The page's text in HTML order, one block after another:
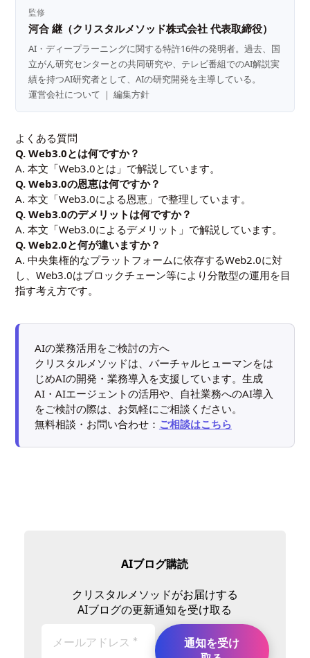
監修
河合 継（クリスタルメソッド株式会社 代表取締役）
AI・ディープラーニングに関する特許16件の発明者。過去、国
立がん研究センターとの共同研究や、テレビ番組でのAI解説実
績を持つAI研究者として、AIの研究開発を主導している。
運営会社について ｜編集方針
よくある質問
Q. Web3.0とは何ですか？
A. 本文「Web3.0とは」で解説しています。
Q. Web3.0の恩恵は何ですか？
A. 本文「Web3.0による恩恵」で整理しています。
Q. Web3.0のデメリットは何ですか？
A. 本文「Web3.0によるデメリット」で解説しています。
Q. Web2.0と何が違いますか？
A. 中央集権的なプラットフォームに依存するWeb2.0に対
し、Web3.0はブロックチェーン等により分散型の運用を目
指す考え方です。
AIの業務活用をご検討の方へ
クリスタルメソッドは、バーチャルヒューマンをは
じめAIの開発・業務導入を支援しています。生成
AI・AIエージェントの活用や、自社業務へのAI導入
をご検討の際は、お気軽にご相談ください。
無料相談・お問い合わせ： ご相談はこちら
AIブログ購読
クリスタルメソッドがお届けする
AIブログの更新通知を受け取る